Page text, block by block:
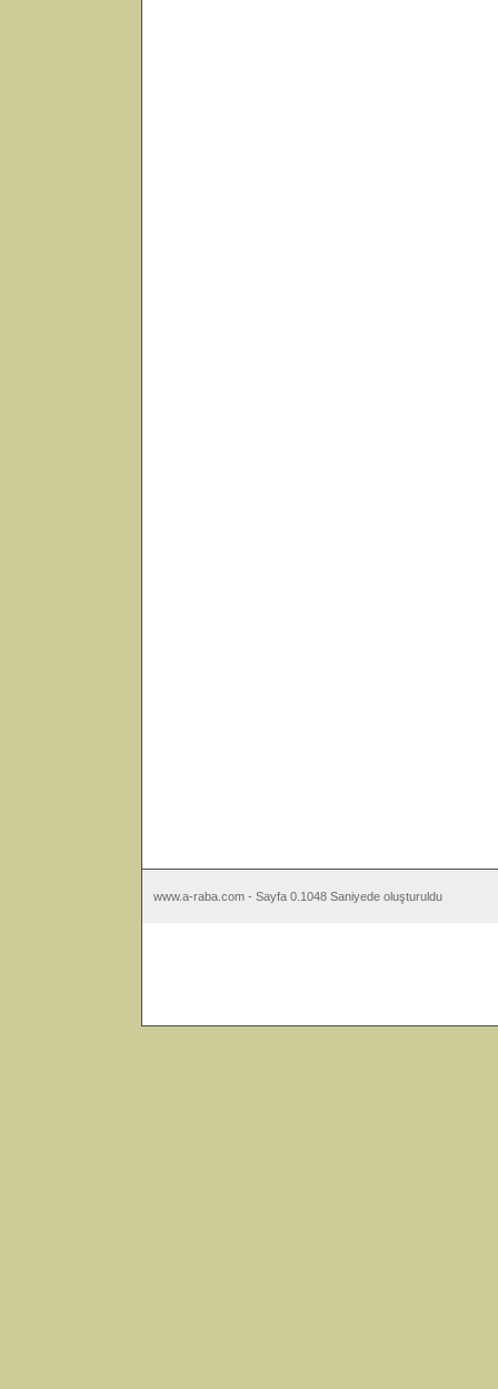
www.a-raba.com - Sayfa 0.1048 Saniyede oluşturuldu